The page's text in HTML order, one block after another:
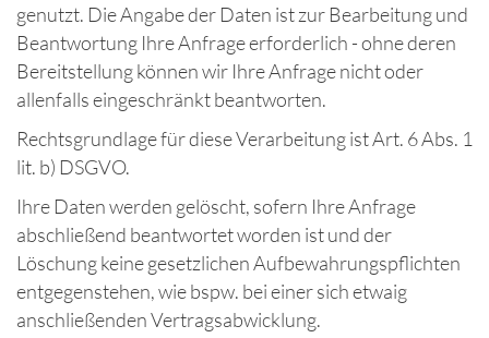
genutzt. Die Angabe der Daten ist zur Bearbeitung und
Beantwortung Ihre Anfrage erforderlich - ohne deren
Bereitstellung können wir Ihre Anfrage nicht oder
allenfalls eingeschränkt beantworten.
Rechtsgrundlage für diese Verarbeitung ist Art. 6 Abs. 1
lit. b) DSGVO.
Ihre Daten werden gelöscht, sofern Ihre Anfrage
abschließend beantwortet worden ist und der
Löschung keine gesetzlichen Aufbewahrungspflichten
entgegenstehen, wie bspw. bei einer sich etwaig
anschließenden Vertragsabwicklung.